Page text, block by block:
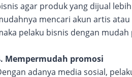
agar produk yang dijual
mencari akun artis
pelaku bisnis dengan
Mempermudah promosi
adanya media sosial,